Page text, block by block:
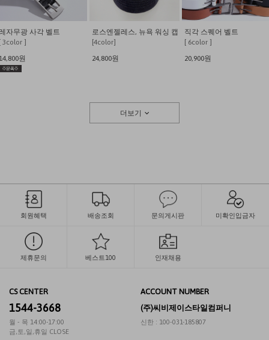
자무광 사각 벨트
3color ]
원
로스엔젤레스, 뉴욕 워싱 캡
[4color]
24,800원
직각 스퀘어 벨트
[ 6color ]
20,900원
더보기
회원혜택 배송조회 문의게시판 미확인입금자
제휴문의 베스트100 인재채용
CS CENTER
1544-3668
월 - 목 14:00-17:00
금,토,일,휴일 CLOSE
ACCOUNT NUMBER
(주)씨비제이스타일컴퍼니
신한 : 100-031-185807